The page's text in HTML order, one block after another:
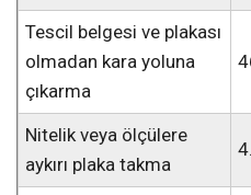
Tescil belgesi ve plakası
olmadan kara yoluna
çıkarma
Nitelik veya ölçülere
aykırı plaka takma